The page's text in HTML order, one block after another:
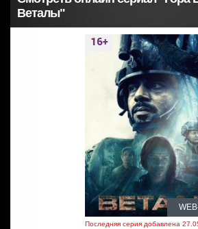
Веталы"
Последняя серия добавлена